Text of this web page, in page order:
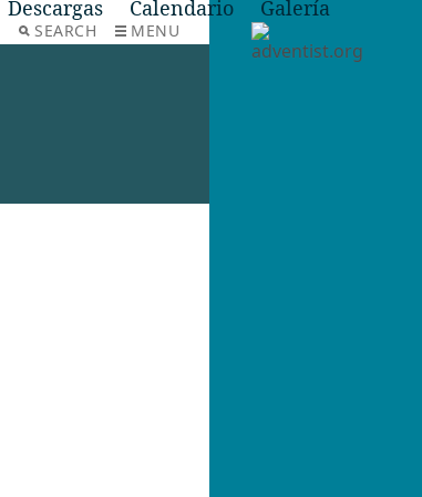
SEARCH MENU
Descargas Calendario Galería